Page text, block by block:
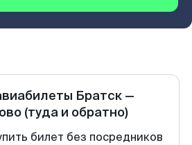
Братск —
(туда и обратно)
билет без посредников